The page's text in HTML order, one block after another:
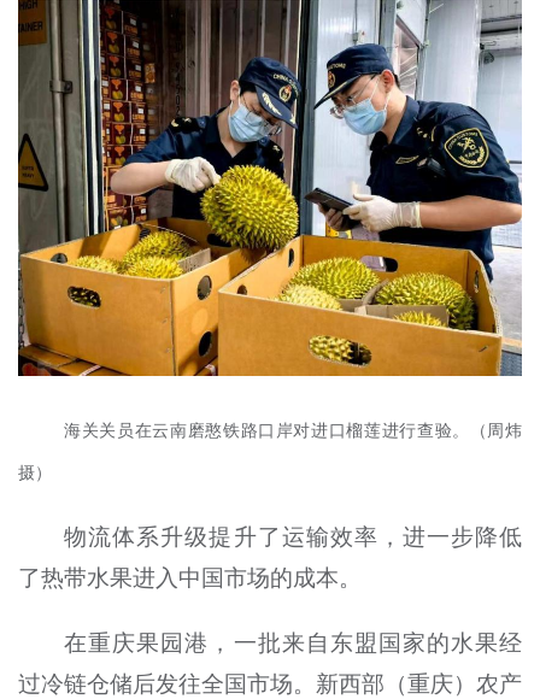
海关关员在云南磨憨铁路口岸对进口榴莲进行查验。（周炜
摄）
物流体系升级提升了运输效率，进一步降低
了热带水果进入中国市场的成本。
在重庆果园港，一批来自东盟国家的水果经
过冷链仓储后发往全国市场。新西部（重庆）农产